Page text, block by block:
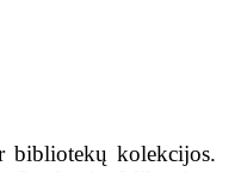
bibliotekų kolekcijos.